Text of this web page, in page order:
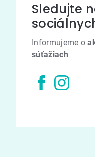
Sledujte
Informujeme o
súťažiach